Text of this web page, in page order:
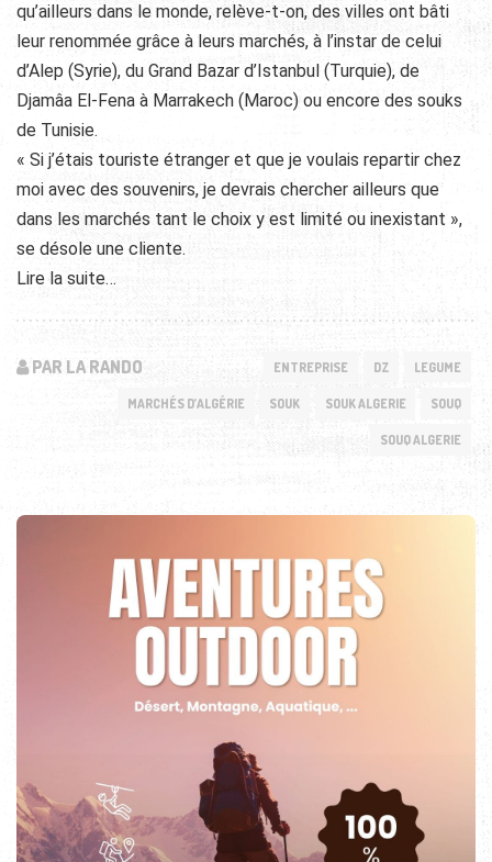
qu’ailleurs dans le monde, relève-t-on, des villes ont bâti
leur renommée grâce à leurs marchés, à l’instar de celui
d’Alep (Syrie), du Grand Bazar d’Istanbul (Turquie), de
Djamâa El-Fena à Marrakech (Maroc) ou encore des souks
de Tunisie.
« Si j’étais touriste étranger et que je voulais repartir chez
moi avec des souvenirs, je devrais chercher ailleurs que
dans les marchés tant le choix y est limité ou inexistant »,
se désole une cliente.
Lire la suite…
PAR LA RANDO ENTREPRISE DZ LEGUME
MARCHÉS D’ALGÉRIE SOUK SOUK ALGERIE SOUQ
SOUQ ALGERIE